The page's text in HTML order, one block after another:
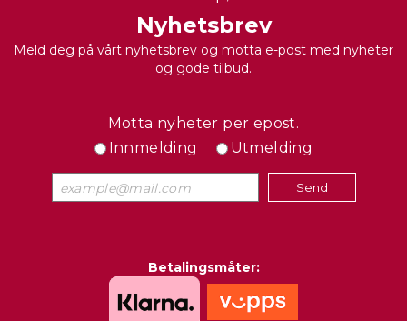
Nyhetsbrev
Meld deg på vårt nyhetsbrev og motta e-post med nyheter
og gode tilbud.
Motta nyheter per epost.
Innmelding
Utmelding
Betalingsmåter: